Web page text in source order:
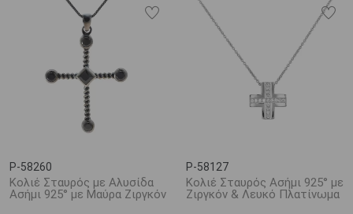
P-58260
Κολιέ Σταυρός με Αλυσίδα
Ασήμι 925° με Μαύρα Ζιργκόν
P-58127
Κολιέ Σταυρός Ασήμι 925° με
Ζιργκόν & Λευκό Πλατίνωμα